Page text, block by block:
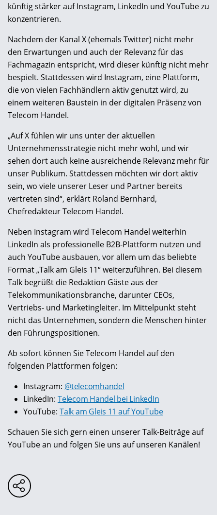
künftig stärker auf Instagram, LinkedIn und YouTube zu
konzentrieren.
Nachdem der Kanal X (ehemals Twitter) nicht mehr
den Erwartungen und auch der Relevanz für das
Fachmagazin entspricht, wird dieser künftig nicht mehr
bespielt. Stattdessen wird Instagram, eine Plattform,
die von vielen Fachhändlern aktiv genutzt wird, zu
einem weiteren Baustein in der digitalen Präsenz von
Telecom Handel.
„Auf X fühlen wir uns unter der aktuellen
Unternehmensstrategie nicht mehr wohl, und wir
sehen dort auch keine ausreichende Relevanz mehr für
unser Publikum. Stattdessen möchten wir dort aktiv
sein, wo viele unserer Leser und Partner bereits
vertreten sind“, erklärt Roland Bernhard,
Chefredakteur Telecom Handel.
Neben Instagram wird Telecom Handel weiterhin
LinkedIn als professionelle B2B-Plattform nutzen und
auch YouTube ausbauen, vor allem um das beliebte
Format „Talk am Gleis 11“ weiterzuführen. Bei diesem
Talk begrüßt die Redaktion Gäste aus der
Telekommunikationsbranche, darunter CEOs,
Vertriebs- und Marketingleiter. Im Mittelpunkt steht
nicht das Unternehmen, sondern die Menschen hinter
den Führungspositionen.
Ab sofort können Sie Telecom Handel auf den
folgenden Plattformen folgen:
Instagram: @telecomhandel
LinkedIn: Telecom Handel bei LinkedIn
YouTube: Talk am Gleis 11 auf YouTube
Schauen Sie sich gern einen unserer Talk-Beiträge auf
YouTube an und folgen Sie uns auf unseren Kanälen!